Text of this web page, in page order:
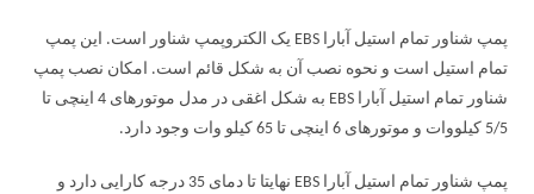
پمپ شناور تمام استیل آبارا EBS یک الکتروپمپ شناور است. این پمپ
تمام استیل است و نحوه نصب آن به شکل قائم است. امکان نصب پمپ
شناور تمام استیل آبارا EBS به شکل اغقی در مدل موتورهای 4 اینچی تا
5/5 کیلووات و موتورهای 6 اینچی تا 65 کیلو وات وجود دارد.
پمپ شناور تمام استیل آبارا EBS نهایتا تا دمای 35 درجه کارایی دارد و